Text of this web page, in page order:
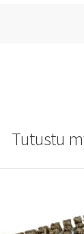
Tutustu